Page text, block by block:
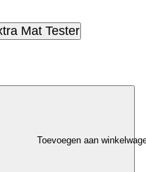
Mat Tester
Toevoegen aan